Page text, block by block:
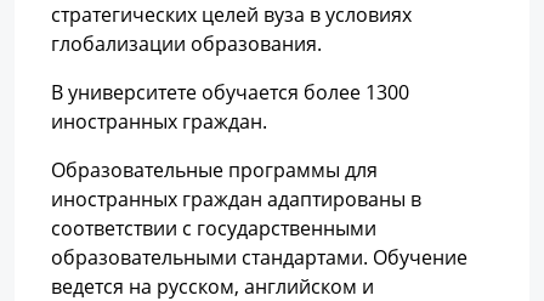
стратегических целей вуза в условиях
глобализации образования.
В университете обучается более 1300
иностранных граждан.
Образовательные программы для
иностранных граждан адаптированы в
соответствии с государственными
образовательными стандартами. Обучение
ведется на русском, английском и